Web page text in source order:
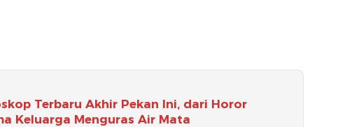
Terbaru Akhir Pekan Ini, dari Horor
Keluarga Menguras Air Mata